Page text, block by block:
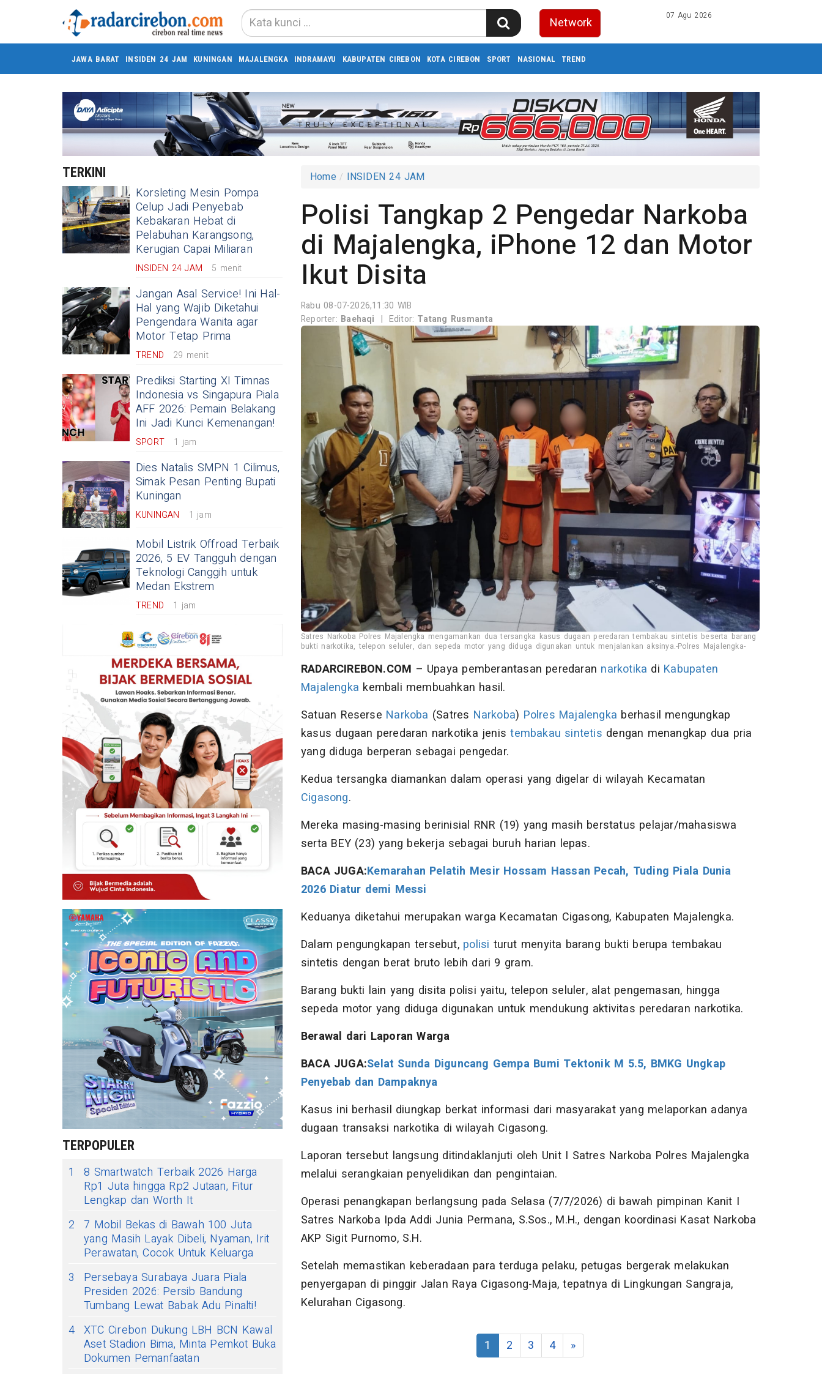
Network 07 Agu 2026
JAWA BARAT INSIDEN 24 JAM KUNINGAN MAJALENGKA INDRAMAYU KABUPATEN CIREBON KOTA CIREBON SPORT NASIONAL TREND
TERKINI
Korsleting Mesin Pompa
Celup Jadi Penyebab
Kebakaran Hebat di
Pelabuhan Karangsong,
Kerugian Capai Miliaran
INSIDEN 24 JAM 5 menit
Jangan Asal Service! Ini Hal-
Hal yang Wajib Diketahui
Pengendara Wanita agar
Motor Tetap Prima
TREND 29 menit
Prediksi Starting XI Timnas
Indonesia vs Singapura Piala
AFF 2026: Pemain Belakang
Ini Jadi Kunci Kemenangan!
SPORT 1 jam
Dies Natalis SMPN 1 Cilimus,
Simak Pesan Penting Bupati
Kuningan
KUNINGAN 1 jam
Mobil Listrik Offroad Terbaik
2026, 5 EV Tangguh dengan
Teknologi Canggih untuk
Medan Ekstrem
TREND 1 jam
TERPOPULER
1
8 Smartwatch Terbaik 2026 Harga
Rp1 Juta hingga Rp2 Jutaan, Fitur
Lengkap dan Worth It
2
7 Mobil Bekas di Bawah 100 Juta
yang Masih Layak Dibeli, Nyaman, Irit
Perawatan, Cocok Untuk Keluarga
3
Persebaya Surabaya Juara Piala
Presiden 2026: Persib Bandung
Tumbang Lewat Babak Adu Pinalti!
4 XTC Cirebon Dukung LBH BCN Kawal
Aset Stadion Bima, Minta Pemkot Buka
Dokumen Pemanfaatan
Home INSIDEN 24 JAM
Polisi Tangkap 2 Pengedar Narkoba
di Majalengka, iPhone 12 dan Motor
Ikut Disita
Rabu 08-07-2026,11:30 WIB
Reporter: Baehaqi | Editor: Tatang Rusmanta
Satres Narkoba Polres Majalengka mengamankan dua tersangka kasus dugaan peredaran tembakau sintetis beserta barang
bukti narkotika, telepon seluler, dan sepeda motor yang diduga digunakan untuk menjalankan aksinya.-Polres Majalengka-
RADARCIREBON.COM – Upaya pemberantasan peredaran narkotika di Kabupaten
Majalengka kembali membuahkan hasil.
Satuan Reserse Narkoba (Satres Narkoba) Polres Majalengka berhasil mengungkap
kasus dugaan peredaran narkotika jenistembakau sintetis dengan menangkap dua pria
yang diduga berperan sebagai pengedar.
Kedua tersangka diamankan dalam operasi yang digelar di wilayah Kecamatan
Cigasong.
Mereka masing-masing berinisial RNR (19) yang masih berstatus pelajar/mahasiswa
serta BEY (23) yang bekerja sebagai buruh harian lepas.
BACA JUGA:Kemarahan Pelatih Mesir Hossam Hassan Pecah, Tuding Piala Dunia
2026 Diatur demi Messi
Keduanya diketahui merupakan warga Kecamatan Cigasong, Kabupaten Majalengka.
Dalam pengungkapan tersebut, polisi turut menyita barang bukti berupa tembakau
sintetis dengan berat bruto lebih dari 9 gram.
Barang bukti lain yang disita polisi yaitu, telepon seluler, alat pengemasan, hingga
sepeda motor yang diduga digunakan untuk mendukung aktivitas peredaran narkotika.
Berawal dari Laporan Warga
BACA JUGA:Selat Sunda Diguncang Gempa Bumi Tektonik M 5.5, BMKG Ungkap
Penyebab dan Dampaknya
Kasus ini berhasil diungkap berkat informasi dari masyarakat yang melaporkan adanya
dugaan transaksi narkotika di wilayah Cigasong.
Laporan tersebut langsung ditindaklanjuti oleh Unit I Satres Narkoba Polres Majalengka
melalui serangkaian penyelidikan dan pengintaian.
Operasi penangkapan berlangsung pada Selasa (7/7/2026) di bawah pimpinan Kanit I
Satres Narkoba Ipda Addi Junia Permana, S.Sos., M.H., dengan koordinasi Kasat Narkoba
AKP Sigit Purnomo, S.H.
Setelah memastikan keberadaan para terduga pelaku, petugas bergerak melakukan
penyergapan di pinggir Jalan Raya Cigasong-Maja, tepatnya di Lingkungan Sangraja,
Kelurahan Cigasong.
1 2 3 4 »